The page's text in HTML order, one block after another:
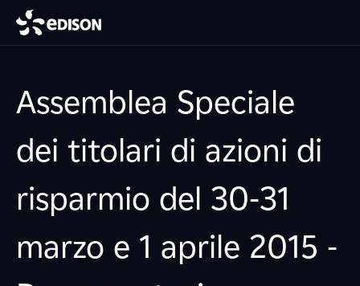
Assemblea Speciale
dei titolari di azioni di
risparmio del 30-31
marzo e 1 aprile 2015 -